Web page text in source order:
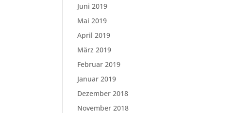
Juni 2019
Mai 2019
April 2019
März 2019
Februar 2019
Januar 2019
Dezember 2018
November 2018